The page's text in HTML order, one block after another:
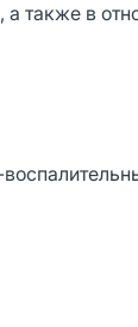
также в